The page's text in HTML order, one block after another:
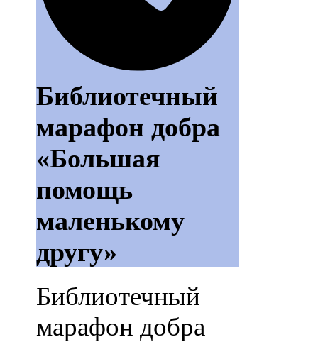
Библиотечный
марафон добра
«Большая
помощь
маленькому
другу»
Библиотечный
марафон добра